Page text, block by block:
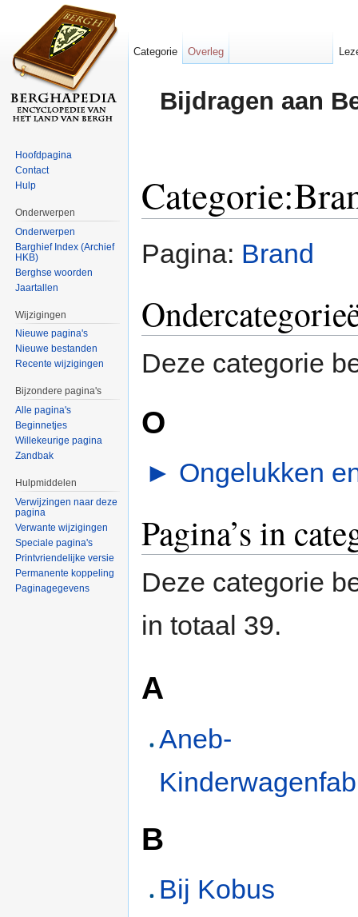
Bijdragen aan
Pagina: Brand
Deze categorie
O
► Ongelukken
Pagina’s in
Deze categorie
in totaal 39.
A
Aneb-
B
Bij Kobus
Categorie Overleg
Hoofdpagina
Contact
Hulp
Onderwerpen
Onderwerpen
Barghief Index (Archief
HKB)
Berghse woorden
Jaartallen
Wijzigingen
Nieuwe pagina's
Nieuwe bestanden
Recente wijzigingen
Bijzondere pagina's
Alle pagina's
Beginnetjes
Willekeurige pagina
Zandbak
Hulpmiddelen
Verwijzingen naar deze
pagina
Verwante wijzigingen
Speciale pagina's
Printvriendelijke versie
Permanente koppeling
Paginagegevens